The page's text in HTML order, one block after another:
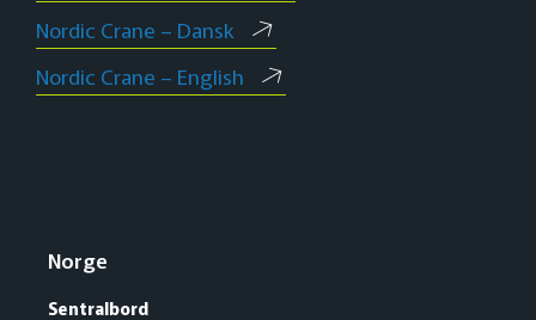
Nordic Crane – Dansk
Nordic Crane – English
Norge
Sentralbord